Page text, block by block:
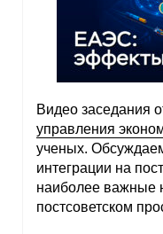
Видео заседания
управления
ученых.
интеграции на
наиболее важные
постсоветском